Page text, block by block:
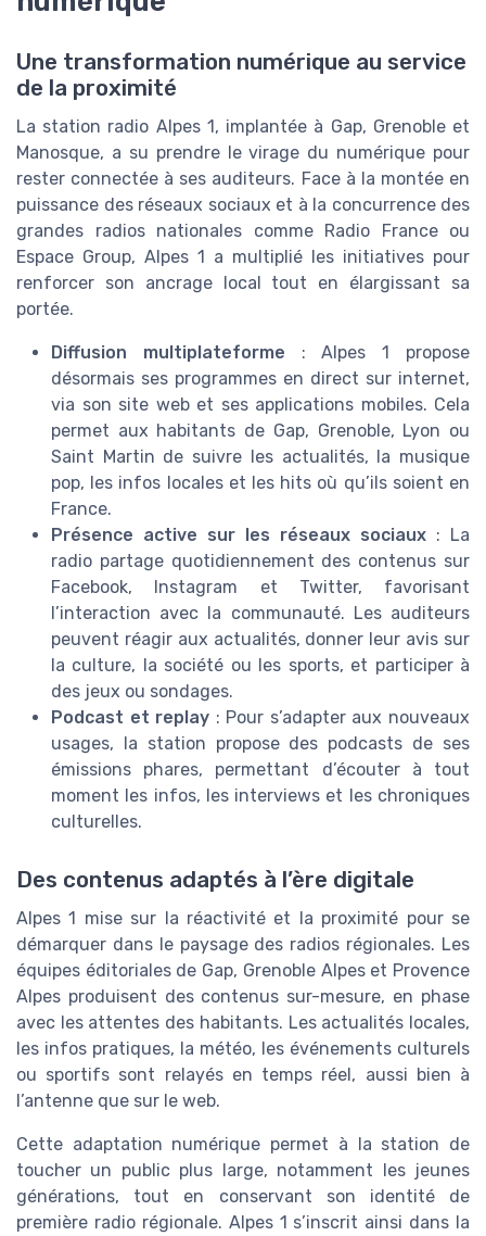
Une transformation numérique au service
de la proximité
La station radio Alpes 1, implantée à Gap, Grenoble et
Manosque, a su prendre le virage du numérique pour
rester connectée à ses auditeurs. Face à la montée en
puissance des réseaux sociaux et à la concurrence des
grandes radios nationales comme Radio France ou
Espace Group, Alpes 1 a multiplié les initiatives pour
renforcer son ancrage local tout en élargissant sa
portée.
Diffusion multiplateforme : Alpes 1 propose
désormais ses programmes en direct sur internet,
via son site web et ses applications mobiles. Cela
permet aux habitants de Gap, Grenoble, Lyon ou
Saint Martin de suivre les actualités, la musique
pop, les infos locales et les hits où qu’ils soient en
France.
Présence active sur les réseaux sociaux : La
radio partage quotidiennement des contenus sur
Facebook, Instagram et Twitter, favorisant
l’interaction avec la communauté. Les auditeurs
peuvent réagir aux actualités, donner leur avis sur
la culture, la société ou les sports, et participer à
des jeux ou sondages.
Podcast et replay : Pour s’adapter aux nouveaux
usages, la station propose des podcasts de ses
émissions phares, permettant d’écouter à tout
moment les infos, les interviews et les chroniques
culturelles.
Des contenus adaptés à l’ère digitale
Alpes 1 mise sur la réactivité et la proximité pour se
démarquer dans le paysage des radios régionales. Les
équipes éditoriales de Gap, Grenoble Alpes et Provence
Alpes produisent des contenus sur-mesure, en phase
avec les attentes des habitants. Les actualités locales,
les infos pratiques, la météo, les événements culturels
ou sportifs sont relayés en temps réel, aussi bien à
l’antenne que sur le web.
Cette adaptation numérique permet à la station de
toucher un public plus large, notamment les jeunes
générations, tout en conservant son identité de
première radio régionale. Alpes 1 s’inscrit ainsi dans la